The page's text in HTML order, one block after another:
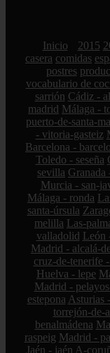
Inicio 2015
casera comidas
postres
vocabulario de
sarrión Cádiz -
madrid Málaga -
puerto-de-santa-
- vitoria-gasteiz
Barcelona -
Toledo - seseña
sevilla Granada
Murcia - san-
Málaga - ronda
santa-úrsula
melilla Las-
valladolid León
Madrid - alcalá-
cruz-de-tenerife
Huelva - lepe
Madrid -
estepona Asturias
torrejón-de-
benalmádena
raspeig Madrid -
Jaén - jaén A-